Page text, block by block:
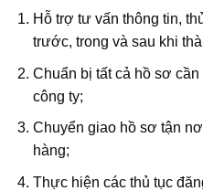
Hỗ trợ tư vấn thông tin,
trước, trong và sau khi
Chuẩn bị tất cả hồ sơ
công ty;
Chuyển giao hồ sơ tận
hàng;
Thực hiện các thủ tục